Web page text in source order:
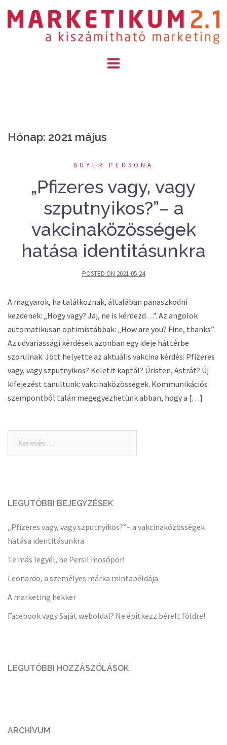
Hónap: 2021 május
BUYER PERSONA
„Pfizeres vagy, vagy
szputnyikos?”– a
vakcinaközösségek
hatása identitásunkra
POSTED ON 2021-05-24
A magyarok, ha találkoznak, általában panaszkodni
kezdenek: „Hogy vagy? Jaj, ne is kérdezd…”. Az angolok
automatikusan optimistábbak: „How are you? Fine, thanks”.
Az udvariassági kérdések azonban egy ideje háttérbe
szorulnak. Jött helyette az aktuális vakcina kérdés: Pfizeres
vagy, vagy szputnyikos? Keletit kaptál? Úristen, Astrát? Új
kifejezést tanultunk: vakcinaközösségek. Kommunikációs
szempontból talán megegyezhetünk abban, hogy a […]
LEGUTÓBBI BEJEGYZÉSEK
„Pfizeres vagy, vagy szputnyikos?”– a vakcinaközösségek
hatása identitásunkra
Te más legyél, ne Persil mosópor!
Leonardo, a személyes márka mintapéldája
A marketing hekker
Facebook vagy Saját weboldal? Ne építkezz bérelt földre!
LEGUTÓBBI HOZZÁSZÓLÁSOK
ARCHÍVUM